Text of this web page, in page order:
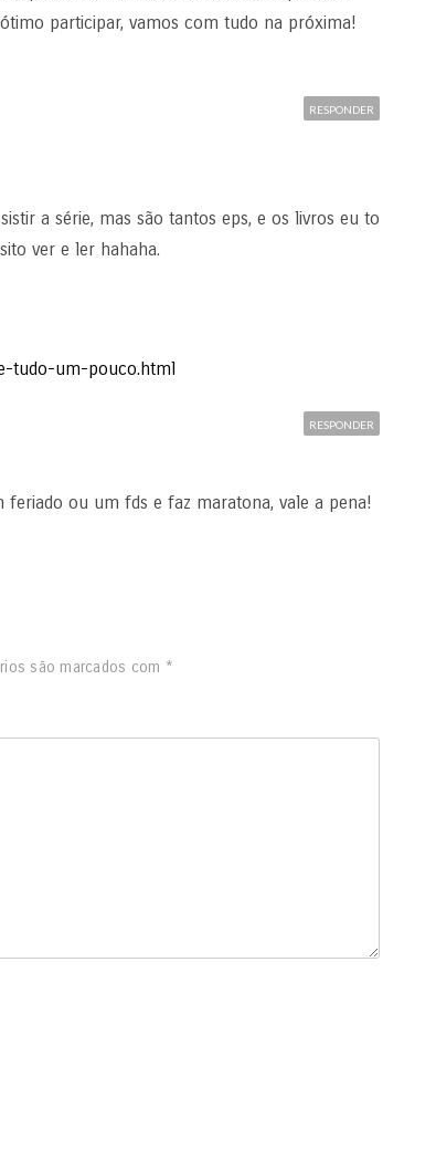
participar, vamos com tudo na próxima!
a série, mas são tantos eps, e os livros eu to
ver e ler hahaha.
tudo-um-pouco.html
RESPONDER
feriado ou um fds e faz maratona, vale a pena!
RESPONDER
são marcados com *